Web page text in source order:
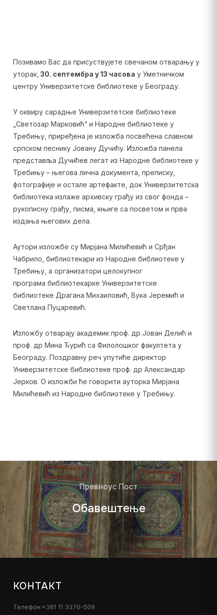
Позивамо Вас да присуствујете свечаном отварању у
уторак, 30. септембра у 13 часова у Уметничком
центру Универзитетске библиотеке у Београду.
У оквиру сарадње Универзитетске библиотеке
„Светозар Марковић“ и Народне библиотеке у
Требињу, приређена је изложба посвећена славном
српском песнику Јовану Дучићу. Изложба панела
представља Дучићев легат из Народне библиотеке у
Требињу – његова лична документа, преписку,
фотографије и остале артефакте, док Универзитетска
библиотека излаже архивску грађу из свог фонда –
рукописну грађу, писма, књиге са посветом и прва
издања његових дела.
Аутори изложбе су Мирјана Милићевић и Срђан
Чабрило, библиотекари из Народне библиотеке у
Требињу, а организатори целокупног
програма библиотекарке Универзитетске
библиотеке Драгана Михаиловић, Вука Јеремић и
Светлана Пуцаревић.
Изложбу отварају академик проф. др Јован Делић и
проф. др Мина Ђурић са Филолошког факултета у
Београду. Поздравну реч упутиће директор
Универзитетске библиотеке проф. др Александар
Јерков. О изложби ће говорити ауторка Мирјана
Милићевић из Народне библиотеке у Требињу.
Превиоус Пост
Oбавештење
КОНТАКТ
Телефон:+381 11 3370-509